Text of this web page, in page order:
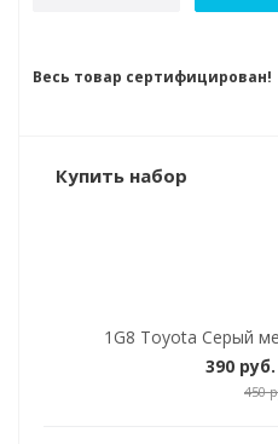
Весь товар сертифицирован!
Купить набор
1G8 Toyota Серый
390 руб.
450